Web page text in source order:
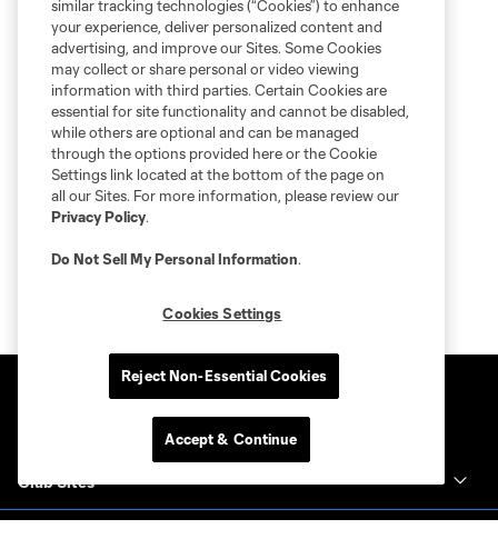
Club Sites
similar tracking technologies (“Cookies”) to enhance
your experience, deliver personalized content and
advertising, and improve our Sites. Some Cookies
may collect or share personal or video viewing
information with third parties. Certain Cookies are
essential for site functionality and cannot be disabled,
while others are optional and can be managed
through the options provided here or the Cookie
Settings link located at the bottom of the page on
all our Sites. For more information, please review our
Privacy Policy.
Do Not Sell My Personal Information.
Cookies Settings
Reject Non-Essential Cookies
Accept & Continue